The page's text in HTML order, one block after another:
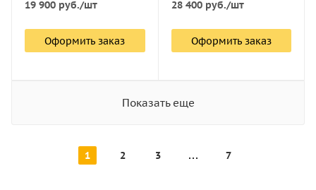
19 900 руб./шт
Оформить заказ
28 400руб./шт
Оформить заказ
Показать еще
1 2 3 7